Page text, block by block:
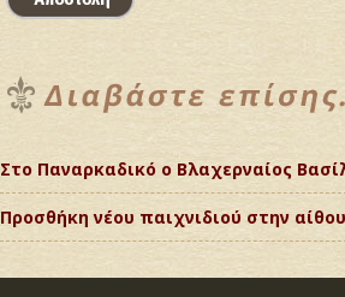
Στο Παναρκαδικό ο Βλαχερναίος
Προσθήκη νέου παιχνιδιού στην